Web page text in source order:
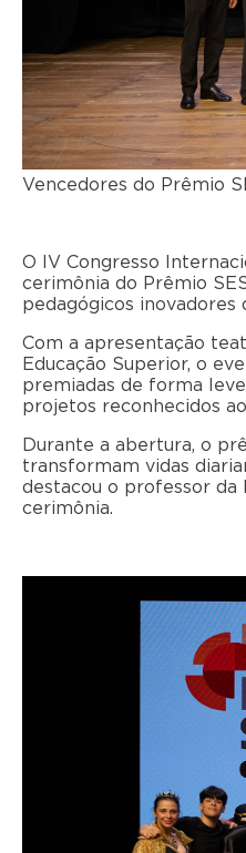
Vencedores do Prêmio
O IV Congresso
cerimônia do Prêmio
pedagógicos inovadores
Com a apresentação
Educação Superior, o
premiadas de forma
projetos reconhecidos
Durante a abertura, o
transformam vidas
destacou o professor da
cerimônia.